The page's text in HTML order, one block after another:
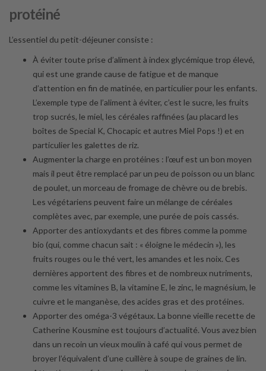
protéiné
L’essentiel du petit-déjeuner consiste :
À éviter toute prise d’aliment à index glycémique trop élevé,
qui est une grande cause de fatigue et de manque
d’attention en fin de matinée, en particulier pour les enfants.
L’exemple type de l’aliment à éviter, c’est le sucre, les fruits
trop sucrés, le miel, les céréales raffinées (au placard les
boîtes de Special K, Chocapic et autres Miel Pops !) et en
particulier les galettes de riz.
Augmenter la charge en protéines : l’œuf est un bon moyen
mais il peut être remplacé par un peu de poisson ou un blanc
de poulet, un morceau de fromage de chèvre ou de brebis.
Les végétariens peuvent faire un mélange de céréales
complètes avec, par exemple, une purée de pois cassés.
Apporter des antioxydants et des fibres comme la pomme
bio (qui, comme chacun sait : « éloigne le médecin »), les
fruits rouges ou le thé vert, les amandes et les noix. Ces
dernières apportent des fibres et de nombreux nutriments,
comme les vitamines B, la vitamine E, le zinc, le magnésium, le
cuivre et le manganèse, des acides gras et des protéines.
Apporter des oméga-3 végétaux. La bonne vieille recette de
Catherine Kousmine est toujours d’actualité. Vous avez bien
dans un recoin un vieux moulin à café qui vous permet de
broyer l’équivalent d’une cuillère à soupe de graines de lin.